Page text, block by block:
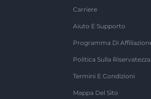
Carriere
Aiuto E Supporto
Programma Di
Politica Sulla Riservatezza
Termini E Condizioni
Mappa Del Sito